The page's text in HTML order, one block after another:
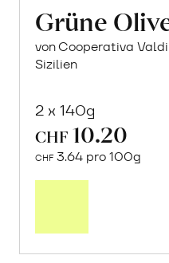
Grüne
von Cooperativa
Sizilien
2 x 140g
CHF 10.20
CHF 3.64 pro 100g